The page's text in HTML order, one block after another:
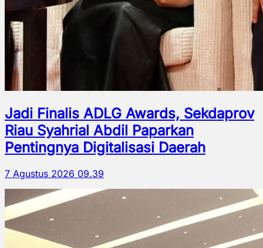
Jadi Finalis ADLG Awards, Sekdaprov
Riau Syahrial Abdil Paparkan
Pentingnya Digitalisasi Daerah
7 Agustus 2026 09.39